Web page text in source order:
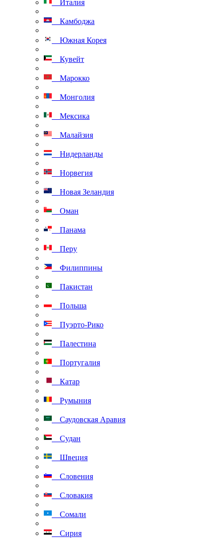
Италия
Камбоджа
Южная Корея
Кувейт
Марокко
Монголия
Мексика
Малайзия
Нидерланды
Норвегия
Новая Зеландия
Оман
Панама
Перу
Филиппины
Пакистан
Польша
Пуэрто-Рико
Палестина
Португалия
Катар
Румыния
Саудовская Аравия
Судан
Швеция
Словения
Словакия
Сомали
Сирия